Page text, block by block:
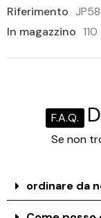
Riferimento
In magazzino
F.A.Q.
Se non
ordinare da